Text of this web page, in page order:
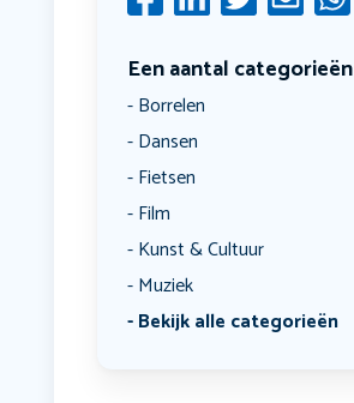
Een aantal categorieën
Borrelen
Dansen
Fietsen
Film
Kunst & Cultuur
Muziek
Bekijk alle categorieën